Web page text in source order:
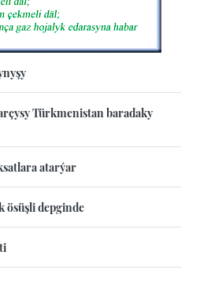
Türkmenistan baradaky
atarýar
ösüşli depginde